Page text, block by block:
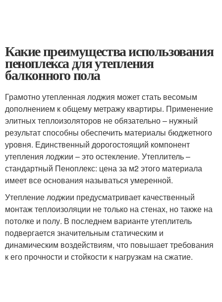
Какие преимущества использования
пеноплекса для утепления
балконного пола
Грамотно утепленная лоджия может стать весомым
дополнением к общему метражу квартиры. Применение
элитных теплоизоляторов не обязательно – нужный
результат способны обеспечить материалы бюджетного
уровня. Единственный дорогостоящий компонент
утепления лоджии – это остекление. Утеплитель –
стандартный Пеноплекс: цена за м2 этого материала
имеет все основания называться умеренной.
Утепление лоджии предусматривает качественный
монтаж теплоизоляции не только на стенах, но также на
потолке и полу. В последнем варианте утеплитель
подвергается значительным статическим и
динамическим воздействиям, что повышает требования
к его прочности и стойкости к нагрузкам на сжатие.